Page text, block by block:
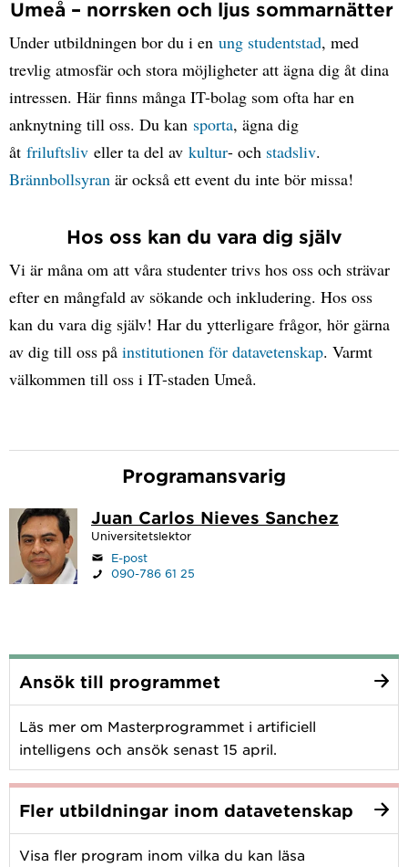
Umeå – norrsken och ljus sommarnätter
Under utbildningen bor du i en ung studentstad, med
trevlig atmosfär och stora möjligheter att ägna dig åt dina
intressen. Här finns många IT-bolag som ofta har en
anknytning till oss. Du kan sporta, ägna dig
åt friluftsliv eller ta del av kultur- och stadsliv.
Brännbollsyran är också ett event du inte bör missa!
Hos oss kan du vara dig själv
Vi är måna om att våra studenter trivs hos oss och strävar
efter en mångfald av sökande och inkludering. Hos oss
kan du vara dig själv! Har du ytterligare frågor, hör gärna
av dig till oss på institutionen för datavetenskap. Varmt
välkommen till oss i IT-staden Umeå.
Programansvarig
Juan Carlos Nieves Sanchez
Universitetslektor
E-post
090-786 61 25
Ansök till programmet
Läs mer om Masterprogrammet i artificiell
intelligens och ansök senast 15 april.
Fler utbildningar inom datavetenskap
Visa fler program inom vilka du kan läsa